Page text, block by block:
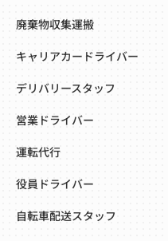
廃棄物収集運搬
キャリアカードライバー
デリバリースタッフ
営業ドライバー
運転代行
役員ドライバー
自転車配送スタッフ